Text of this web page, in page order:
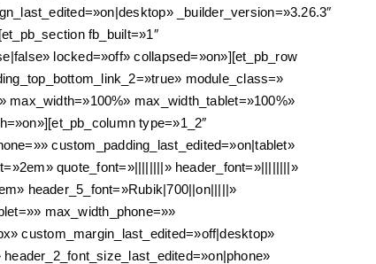
_builder_version=»3.26.3″
fb_built=»1″
locked=»off» collapsed=»on»][et_pb_row
module_class=»
max_width=»100%» max_width_tablet=»100%»
type=»1_2″
custom_padding_last_edited=»on|tablet»
quote_font=»||||||||» header_font=»||||||||»
header_5_font=»Rubik|700||on|||||»
max_width_phone=»»
custom_margin_last_edited=»off|desktop»